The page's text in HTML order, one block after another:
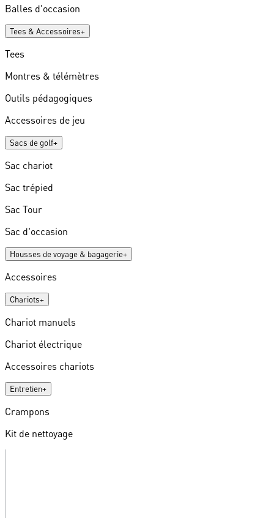
Balles d'occasion
Tees & Accessoires+
Tees
Montres & télémètres
Outils pédagogiques
Accessoires de jeu
Sacs de golf+
Sac chariot
Sac trépied
Sac Tour
Sac d'occasion
Housses de voyage & bagagerie+
Accessoires
Chariots+
Chariot manuels
Chariot électrique
Accessoires chariots
Entretien+
Crampons
Kit de nettoyage